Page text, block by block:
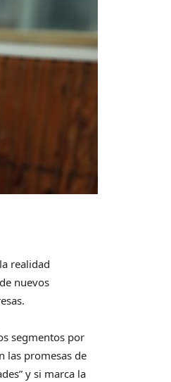
realidad
nuevos
segmentos por
las promesas de
y si marca la